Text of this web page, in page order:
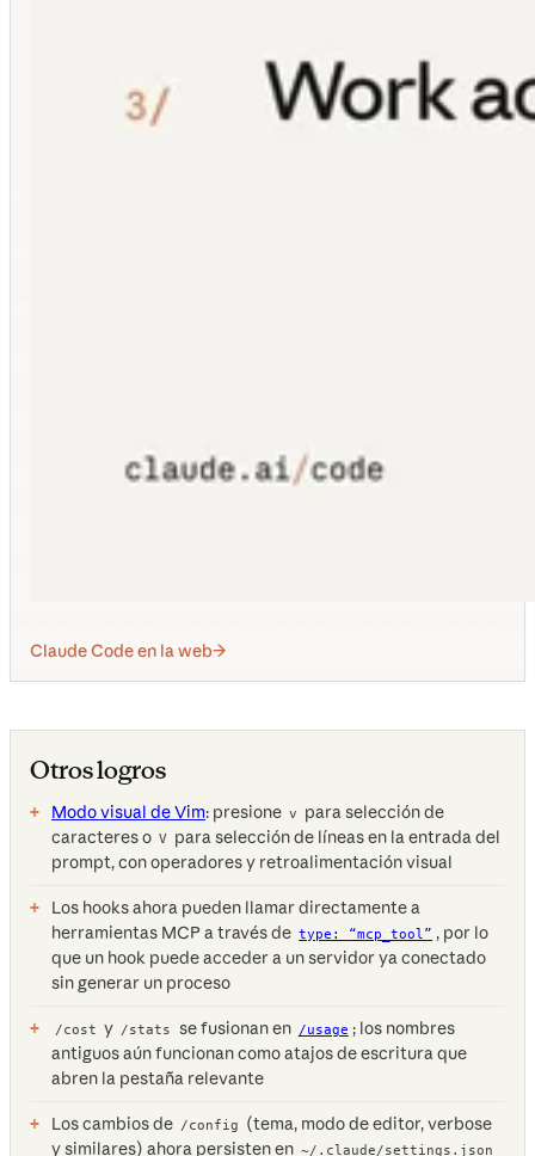
Claude Code en la web
Otros logros
Modo visual de Vim: presione v
para selección de
caracteres o V para selección de líneas en la entrada del
prompt, con operadores y retroalimentación visual
Los hooks ahora pueden llamar directamente a
herramientas MCP a través de type: “mcp_tool” , por lo
que un hook puede acceder a un servidor ya conectado
sin generar un proceso
/cost y /stats se fusionan en /usage ; los nombres
antiguos aún funcionan como atajos de escritura que
abren la pestaña relevante
Los cambios de /config
(tema, modo de editor, verbose
y similares) ahora persisten en ~/.claude/settings.json